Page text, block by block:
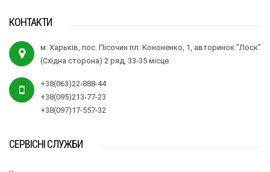
КОНТАКТИ
м. Харьків, пос. Пісочин пл. Кононенко, 1, авторинок "Лоск"
(Східна сторона) 2 ряд, 33-35 місце.
+38(063)22-888-44
+38(095)213-77-23
+38(097)17-557-32
СЕРВІСНІ СЛУЖБИ